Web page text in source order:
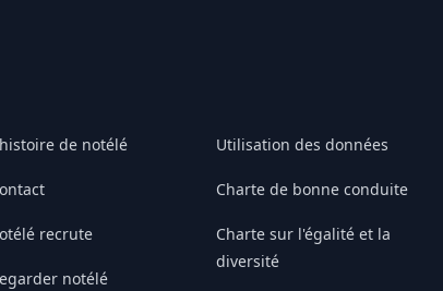
de notélé
recrute
notélé
Utilisation des données
Charte de bonne conduite
Charte sur l'égalité et la
diversité